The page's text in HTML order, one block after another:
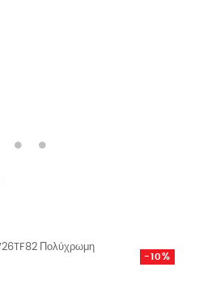
-10%